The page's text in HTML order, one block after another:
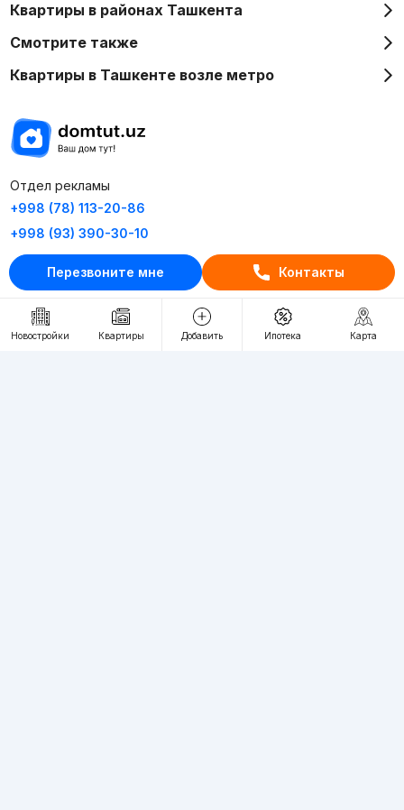
Перезвоните мне Контакты
Новостройки Квартиры Добавить Ипотека Карта
Квартиры в районах Ташкента
Смотрите также
Квартиры в Ташкенте возле метро
Отдел рекламы
+998 (78) 113-20-86
+998 (93) 390-30-10
Пн-Пт. С 9:30 до 18:00
RU UZ